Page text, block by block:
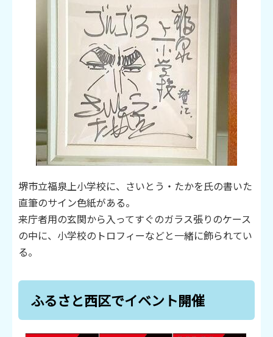
堺市立福泉上小学校に、さいとう・たかを氏の書いた
直筆のサイン色紙がある。
来庁者用の玄関から入ってすぐのガラス張りのケース
の中に、小学校のトロフィーなどと一緒に飾られてい
る。
ふるさと西区でイベント開催